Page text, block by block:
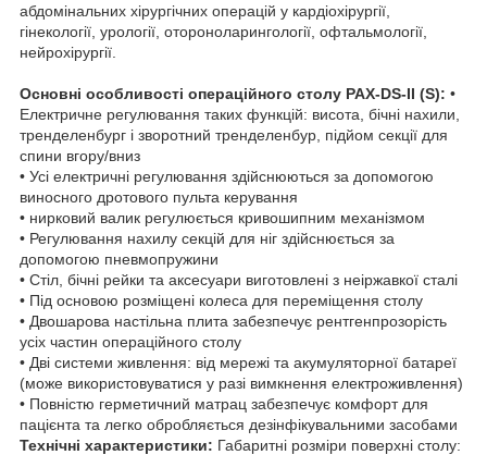
абдомінальних хірургічних операцій у кардіохірургії,
гінекології, урології, отороноларингології, офтальмології,
нейрохірургії.
Основні особливості операційного столу PAX-DS-II (S): •
Електричне регулювання таких функцій: висота, бічні нахили,
тренделенбург і зворотний тренделенбур, підйом секції для
спини вгору/вниз
• Усі електричні регулювання здійснюються за допомогою
виносного дротового пульта керування
• нирковий валик регулюється кривошипним механізмом
• Регулювання нахилу секцій для ніг здійснюється за
допомогою пневмопружини
• Стіл, бічні рейки та аксесуари виготовлені з неіржавкої сталі
• Під основою розміщені колеса для переміщення столу
• Двошарова настільна плита забезпечує рентгенпрозорість
усіх частин операційного столу
• Дві системи живлення: від мережі та акумуляторної батареї
(може використовуватися у разі вимкнення електроживлення)
• Повністю герметичний матрац забезпечує комфорт для
пацієнта та легко обробляється дезінфікувальними засобами
Технічні характеристики: Габаритні розміри поверхні столу: